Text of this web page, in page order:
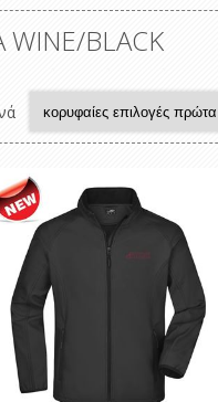
BLACK